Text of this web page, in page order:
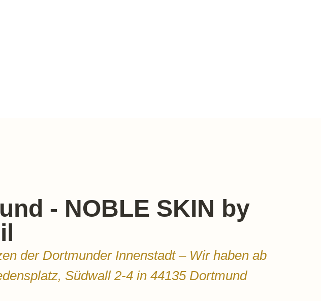
- NOBLE SKIN by
der Dortmunder Innenstadt – Wir haben ab
Südwall 2-4 in 44135 Dortmund